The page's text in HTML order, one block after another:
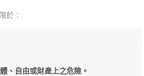
於：
、自由或財產上之危險。